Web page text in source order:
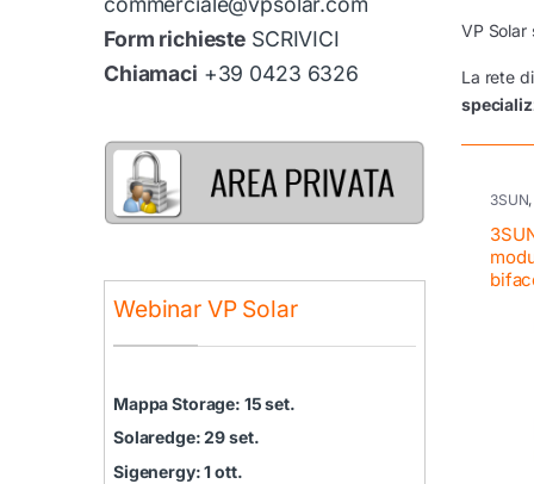
VP
La rete
3SUN,
Form richieste SCRIVICI
Chiamaci +39 0423 6326
Webinar VP Solar
Mappa Storage: 15 set.
Solaredge: 29 set.
Sigenergy: 1 ott.